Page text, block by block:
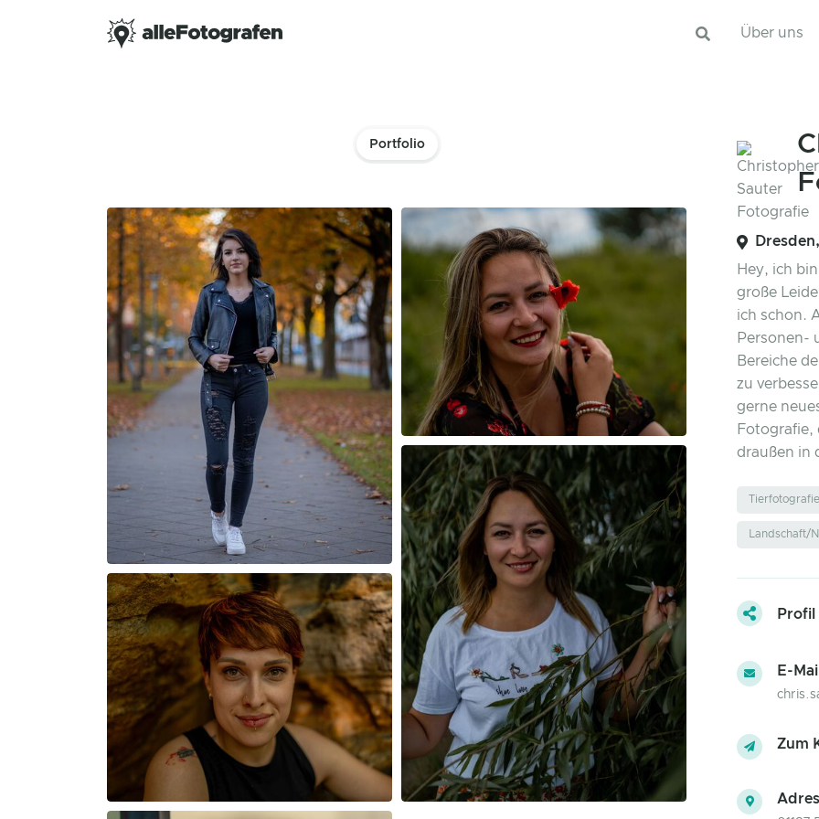
Über uns
Portfolio
Hey, ich
große
ich schon.
Personen-
Bereiche
zu
gerne
Fotografie,
draußen in
Tierfotografie
Landschaft/
Profil
E-
Zum